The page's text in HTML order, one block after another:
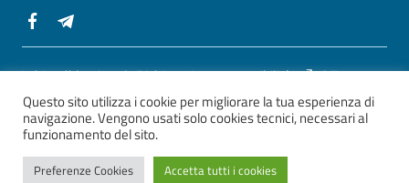
Sezione Link Utili
Whistelblowing | Dichiarazione accessibilità
| Tema
grafico ItaliaWP2 | Basato sul Prototipo per siti PA di
AgID
ver. 2
Questo sito utilizza i cookie per migliorare la tua esperienza di
navigazione. Vengono usati solo cookies tecnici, necessari al
funzionamento del sito.
Preferenze Cookies Accetta tutti i cookies